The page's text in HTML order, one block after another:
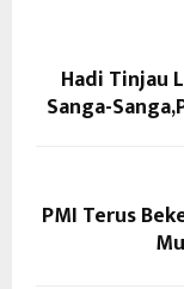
Hadi Tinjau
Sanga-
PMI Terus